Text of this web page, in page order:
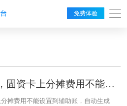
免费体验
固资卡上分摊费用不能设
成的折旧凭证手动更改科
摊费用不能设置到辅助账，自动生成